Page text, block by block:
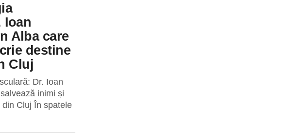
Ioan
Alba care
destine
Cluj
Dr. Ioan
inimi și
Cluj ​În spatele